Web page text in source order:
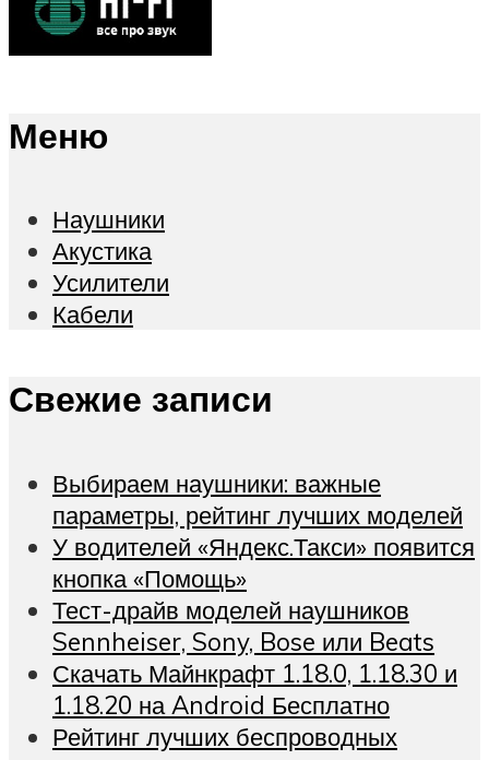
Меню
Наушники
Акустика
Усилители
Кабели
Свежие записи
Выбираем наушники: важные
параметры, рейтинг лучших моделей
У водителей «Яндекс.Такси» появится
кнопка «Помощь»
Тест-драйв моделей наушников
Sennheiser, Sony, Bose или Beats
Скачать Майнкрафт 1.18.0, 1.18.30 и
1.18.20 на Android Бесплатно
Рейтинг лучших беспроводных